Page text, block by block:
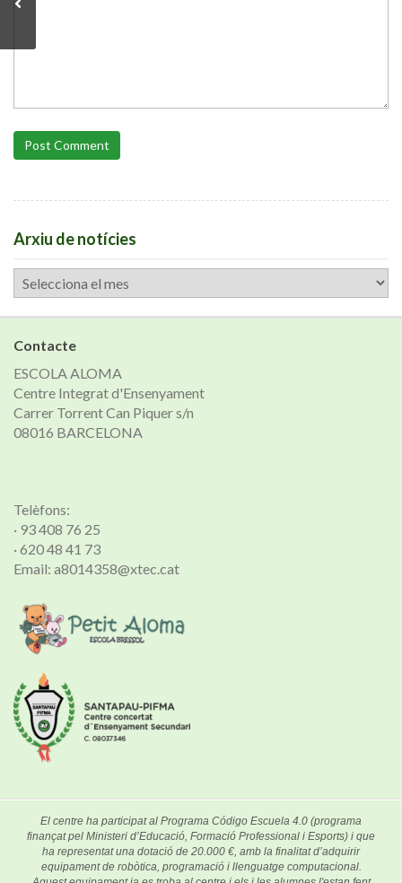
Post Comment
Arxiu de notícies
Arxiu
de
notícies
Contacte
ESCOLA ALOMA
Centre Integrat d'Ensenyament
Carrer Torrent Can Piquer s/n
08016 BARCELONA
Telèfons:
· 93 408 76 25
· 620 48 41 73
Email: a8014358@xtec.cat
El centre ha participat al Programa Código Escuela 4.0 (programa
finançat pel Ministeri d’Educació, Formació Professional i Esports) i que
ha representat una dotació de 20.000 €, amb la finalitat d’adquirir
equipament de robòtica, programació i llenguatge computacional.